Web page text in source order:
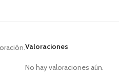
Valoraciones
No hay valoraciones aún.